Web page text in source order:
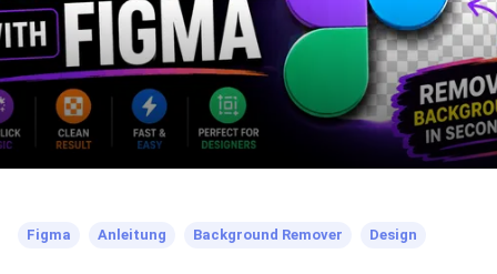
Figma Anleitung Background Remover Design